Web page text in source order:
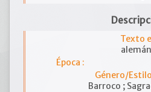
Texto
alemán
Época :
Género/
Barroco ;